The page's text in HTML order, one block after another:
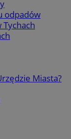
odpadów
Tychach
Miasta?